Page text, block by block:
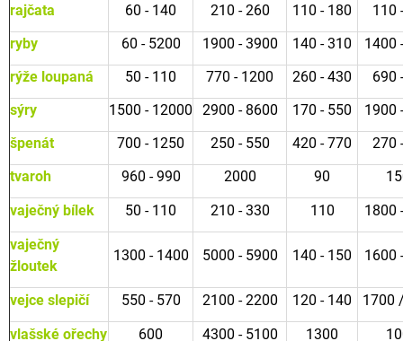
rajčata
60 - 140 210 - 260 110 - 180
110
ryby
60 - 5200 1900 - 3900 140 - 310
1400
rýže loupaná
50 - 110 770 - 1200 260 - 430
690
sýry
1500 - 12000 2900 - 8600 170 - 550
1900
špenát
700 - 1250 250 - 550 420 - 770
270
tvaroh
960 - 990 2000 90
vaječný bílek
50 - 110 210 - 330 110
1800
vaječný
žloutek
1300 - 1400 5000 - 5900 140 - 150 1600
vejce slepičí 550 - 570 2100 - 2200 120 - 140
1700
vlašské ořechy
600 4300 - 5100 1300